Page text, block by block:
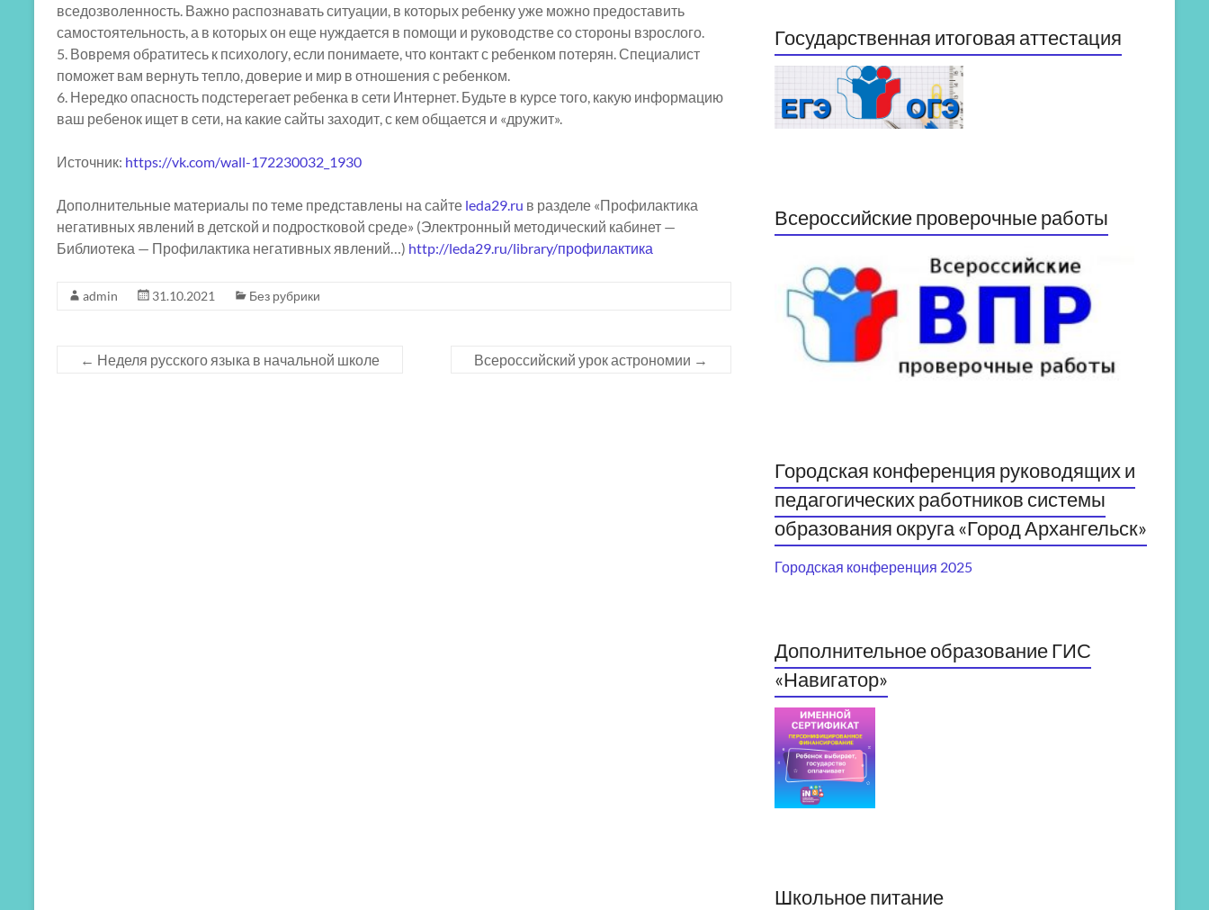
вседозволенность. Важно распознавать ситуации, в которых ребенку уже можно предоставить
самостоятельность, а в которых он еще нуждается в помощи и руководстве со стороны взрослого.
5. Вовремя обратитесь к психологу, если понимаете, что контакт с ребенком потерян. Специалист
поможет вам вернуть тепло, доверие и мир в отношения с ребенком.
6. Нередко опасность подстерегает ребенка в сети Интернет. Будьте в курсе того, какую информацию
ваш ребенок ищет в сети, на какие сайты заходит, с кем общается и «дружит».
Источник: https://vk.com/wall-172230032_1930
Дополнительные материалы по теме представлены на сайте leda29.ru в разделе «Профилактика
негативных явлений в детской и подростковой среде» (Электронный методический кабинет —
Библиотека — Профилактика негативных явлений…) http://leda29.ru/library/профилактика
admin 31.10.2021 Без рубрики
← Неделя русского языка в начальной школе Всероссийский урок астрономии →
Государственная итоговая аттестация
Всероссийские проверочные работы
Городская конференция руководящих и
педагогических работников системы
образования округа «Город Архангельск»
Городская конференция 2025
Дополнительное образование ГИС
«Навигатор»
Школьное питание